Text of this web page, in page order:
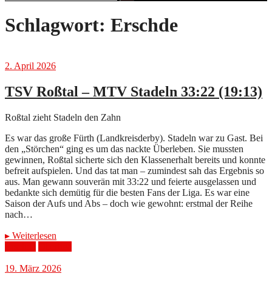
Schlagwort: Erschde
2. April 2026
TSV Roßtal – MTV Stadeln 33:22 (19:13)
Roßtal zieht Stadeln den Zahn
Es war das große Fürth (Landkreisderby). Stadeln war zu Gast. Bei
den „Störchen“ ging es um das nackte Überleben. Sie mussten
gewinnen, Roßtal sicherte sich den Klassenerhalt bereits und konnte
befreit aufspielen. Und das tat man – zumindest sah das Ergebnis so
aus. Man gewann souverän mit 33:22 und feierte ausgelassen und
bedankte sich demütig für die besten Fans der Liga. Es war eine
Saison der Aufs und Abs – doch wie gewohnt: erstmal der Reihe
nach…
▸ Weiterlesen
19. März 2026